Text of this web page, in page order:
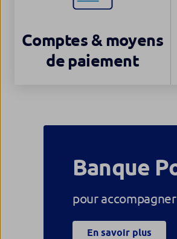
Comptes & moyens
de paiement
Banque
pour
En savoir plus